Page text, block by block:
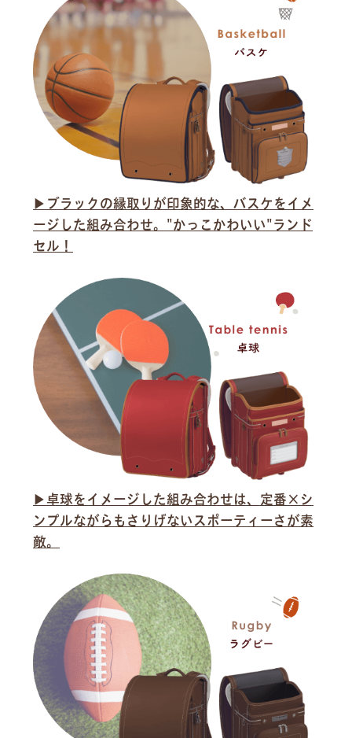
▶︎ブラックの縁取りが印象的な、バスケをイメ
ージした組み合わせ。"かっこかわいい"ランド
セル！
▶︎卓球をイメージした組み合わせは、定番×シ
ンプルながらもさりげないスポーティーさが素
敵。